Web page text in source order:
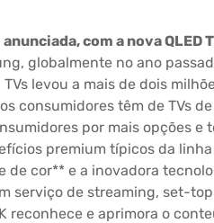
com a nova QLED
globalmente no ano
levou a mais de dois
consumidores têm de TVs
por mais opções
premium típicos da
de cor** e a inovadora
serviço de streaming, set-
reconhece e aprimora o